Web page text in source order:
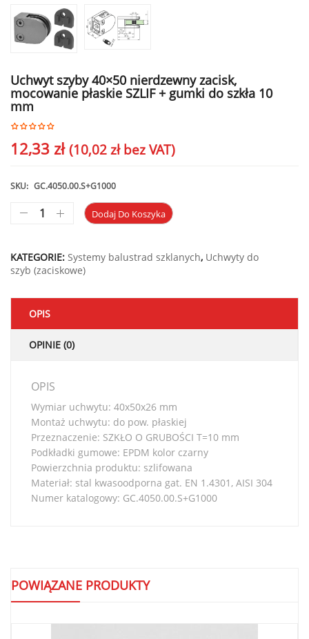
Uchwyt szyby 40×50 nierdzewny zacisk,
mocowanie płaskie SZLIF + gumki do szkła 10
mm
12,33 zł (10,02 złbez VAT)
SKU: GC.4050.00.S+G1000
Dodaj Do Koszyka
KATEGORIE: Systemy balustrad szklanych, Uchwyty do
szyb (zaciskowe)
OPIS
OPINIE (0)
OPIS
Wymiar uchwytu: 40x50x26 mm
Montaż uchwytu: do pow. płaskiej
Przeznaczenie: SZKŁO O GRUBOŚCI T=10 mm
Podkładki gumowe: EPDM kolor czarny
Powierzchnia produktu: szlifowana
Materiał: stal kwasoodporna gat. EN 1.4301, AISI 304
Numer katalogowy: GC.4050.00.S+G1000
POWIĄZANE PRODUKTY